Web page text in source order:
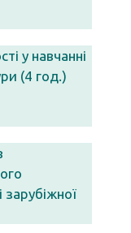
у навчанні
(4 год.)
зарубіжної